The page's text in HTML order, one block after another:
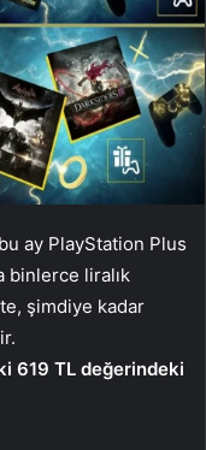
ay PlayStation Plus
binlerce liralık
şimdiye kadar
619 TL değerindeki